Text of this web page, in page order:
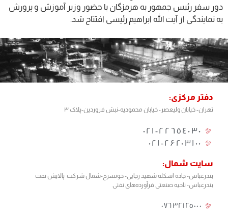
دور سفر رئیس جمهور به هرمزگان با حضور وزیر آموزش و پرورش
به نمایندگی از آیت الله ابراهیم رئیسی افتتاح شد.
دفتر مرکزی:
تهران- خیابان ولیعصر- خیابان محمودیه-نبش فروردین-پلاک ۳
٢٢٦٥٤٠٣٠-٠٢١
۰۲۱-۲۶۲۰۳۱۰۰
سایت شمال:
بندرعباس- جاده اسکله شهید رجایی- خونسرخ-شمال شرکت پالایش نفت
بندرعباس- ناحیه صنعتی فرآورده‌های نفتی
٠٧٦٣٢١٢٥٠٠٠​